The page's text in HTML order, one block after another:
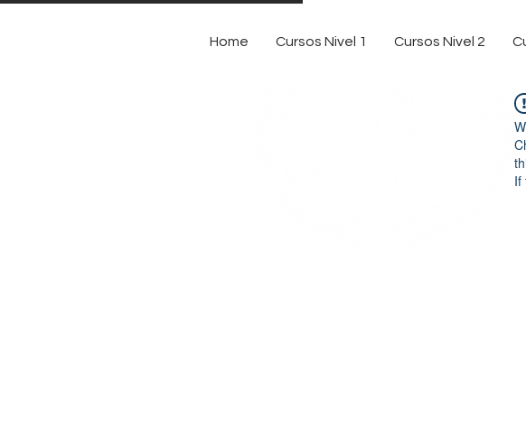
Home Cursos Nivel 1 Cursos Nivel 2
If